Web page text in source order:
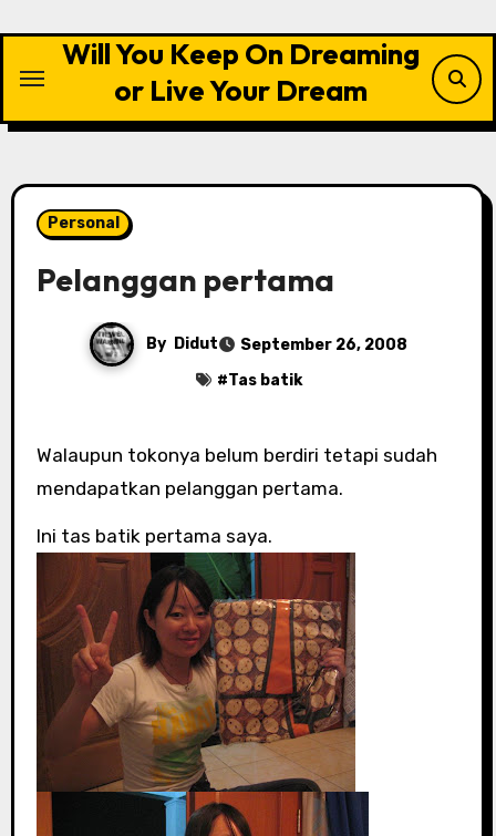
content
Will You Keep On Dreaming
or Live Your Dream
Personal
Pelanggan pertama
By Didut
September 26, 2008
#Tas batik
Walaupun tokonya belum berdiri tetapi sudah
mendapatkan pelanggan pertama.
Ini tas batik pertama saya.